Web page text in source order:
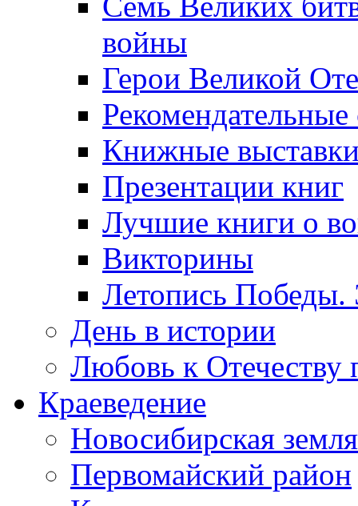
войны
Герои Великой
Рекомендательные
Книжные
Презентации книг
Лучшие книги о
Викторины
Летопись Победы.
День в истории
Любовь к Отечеству
Краеведение
Новосибирская земля
Первомайский район